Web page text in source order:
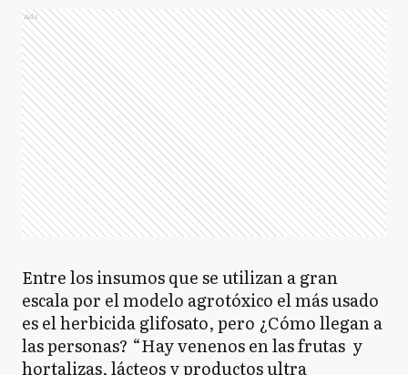
Ads
Entre los insumos que se utilizan a gran
escala por el modelo agrotóxico el más usado
es el herbicida glifosato, pero ¿Cómo llegan a
las personas? “Hay venenos en las frutas y
hortalizas, lácteos y productos ultra